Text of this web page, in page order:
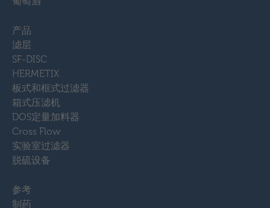
产品
滤层
SF-DISC
HERMETIX
板式和框式过滤器
箱式压滤机
DOS定量加料器
Cross Flow
实验室过滤器
脱硫设备
参考
制药